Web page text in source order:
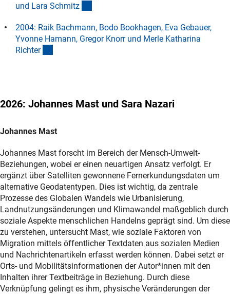
und Lara Schmitz
2004: Raik Bachmann, Bodo Bookhagen, Eva Gebauer,
Yvonne Hamann, Gregor Knorr und Merle Katharina
Richter
2026: Johannes Mast und Sara Nazari
Johannes Mast
Johannes Mast forscht im Bereich der Mensch-Umwelt-
Beziehungen, wobei er einen neuartigen Ansatz verfolgt. Er
ergänzt über Satelliten gewonnene Fernerkundungsdaten um
alternative Geodatentypen. Dies ist wichtig, da zentrale
Prozesse des Globalen Wandels wie Urbanisierung,
Landnutzungsänderungen und Klimawandel maßgeblich durch
soziale Aspekte menschlichen Handelns geprägt sind. Um diese
zu verstehen, untersucht Mast, wie soziale Faktoren von
Migration mittels öffentlicher Textdaten aus sozialen Medien
und Nachrichtenartikeln erfasst werden können. Dabei setzt er
Orts- und Mobilitätsinformationen der Autor*innen mit den
Inhalten ihrer Textbeiträge in Beziehung. Durch diese
Verknüpfung gelingt es ihm, physische Veränderungen der